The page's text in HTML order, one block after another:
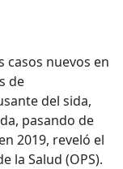
casos nuevos en
de
del sida,
pasando de
2019, reveló el
la Salud (OPS).